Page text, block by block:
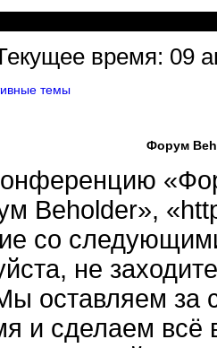
время: 09
темы
Форум
Beholder»,
со
не
оставляем за
и сделаем всё